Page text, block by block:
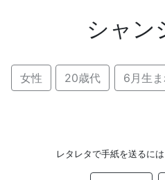
シャン
女性 20歳代 6月生
レタレタで手紙を送るに